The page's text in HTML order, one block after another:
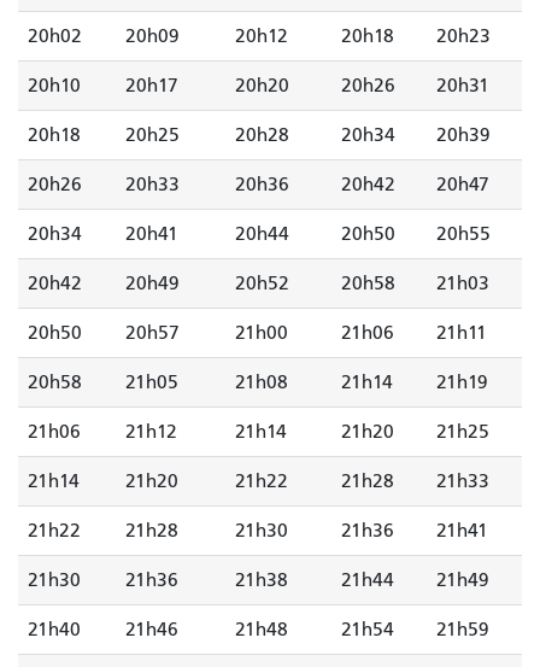
20h02 20h09 20h12 20h18 20h23
20h10 20h17 20h20 20h26 20h31
20h18 20h25 20h28 20h34 20h39
20h26 20h33 20h36 20h42 20h47
20h34 20h41 20h44 20h50 20h55
20h42 20h49 20h52 20h58 21h03
20h50 20h57 21h00 21h06 21h11
20h58 21h05 21h08 21h14 21h19
21h06 21h12 21h14 21h20 21h25
21h14 21h20 21h22 21h28 21h33
21h22 21h28 21h30 21h36 21h41
21h30 21h36 21h38 21h44 21h49
21h40 21h46 21h48 21h54 21h59